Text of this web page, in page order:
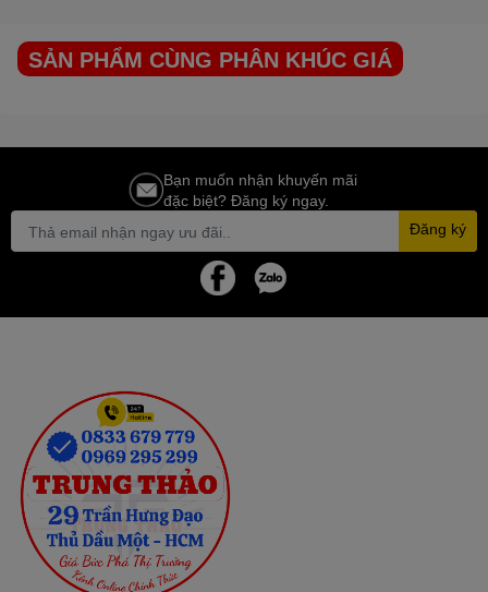
SẢN PHẨM CÙNG PHÂN KHÚC GIÁ
Bạn muốn nhận khuyến mãi
đặc biệt? Đăng ký ngay.
Đăng ký